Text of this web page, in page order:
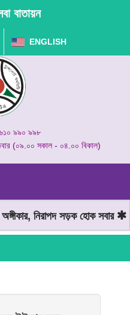
বাতায়ন
ENGLISH
৯৯০ ৯৯৮
(০৯.০০ সকাল - ০৪.০০ বিকাল)
নিরাপদ সড়ক হোক সবার